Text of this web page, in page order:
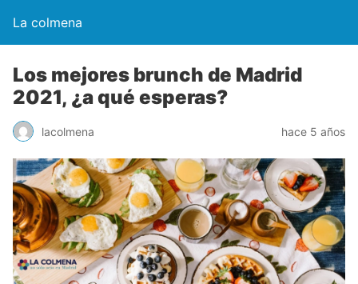
La colmena
Los mejores brunch de Madrid
2021, ¿a qué esperas?
lacolmena hace 5 años